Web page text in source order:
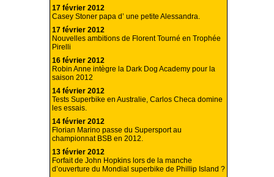
17 février 2012
Casey Stoner papa d’ une petite Alessandra.
17 février 2012
Nouvelles ambitions de Florent Tourné en Trophée
Pirelli
16 février 2012
Robin Anne intègre la Dark Dog Academy pour la
saison 2012
14 février 2012
Tests Superbike en Australie, Carlos Checa domine
les essais.
14 février 2012
Florian Marino passe du Supersport au
championnat BSB en 2012.
13 février 2012
Forfait de John Hopkins lors de la manche
d’ouverture du Mondial superbike de Phillip Island ?